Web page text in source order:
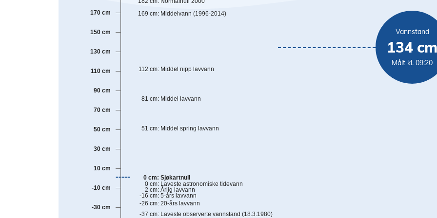
Vannstand
134 cm
Målt kl. 09:20
170 cm
150 cm
130 cm
110 cm
90 cm
70 cm
50 cm
30 cm
10 cm
-10 cm
-30 cm
169 cm: Middelvann (1996-2014)
112 cm: Middel nipp lavvann
81 cm: Middel lavvann
51 cm: Middel spring lavvann
0 cm: Sjøkartnull
0 cm: Laveste astronomiske tidevann
-2 cm: Årlig lavvann
-16 cm: 5-års lavvann
-26 cm: 20-års lavvann
-37 cm: Laveste observerte vannstand (18.3.1980)